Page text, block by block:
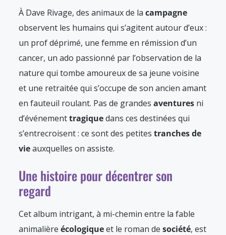
À Dave Rivage, des animaux de la campagne
observent les humains qui s’agitent autour d’eux :
un prof déprimé, une femme en rémission d’un
cancer, un ado passionné par l’observation de la
nature qui tombe amoureux de sa jeune voisine
et une retraitée qui s’occupe de son ancien amant
en fauteuil roulant. Pas de grandes aventures ni
d’événementtragiquedans ces destinées qui
s’entrecroisent : ce sont des petites tranches de
vieauxquelles on assiste.
Une histoire pour décentrer son
regard
Cet album intrigant, à mi-chemin entre la fable
animalière écologiqueet le roman de société, est